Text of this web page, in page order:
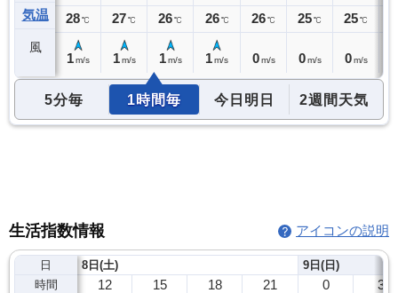
気温
風
29℃ 28℃
1 m/s
27℃
1 m/s
26℃
1 m/s
26 ℃
1m/s
26℃
0 m/s
25℃
0 m/s
25℃
0 m/s
5分毎 1時間毎 今日明日 2週間天気
生活指数情報 アイコンの説明
日
時間
8日(土)
12 15 18 21
9日(日)
0 3